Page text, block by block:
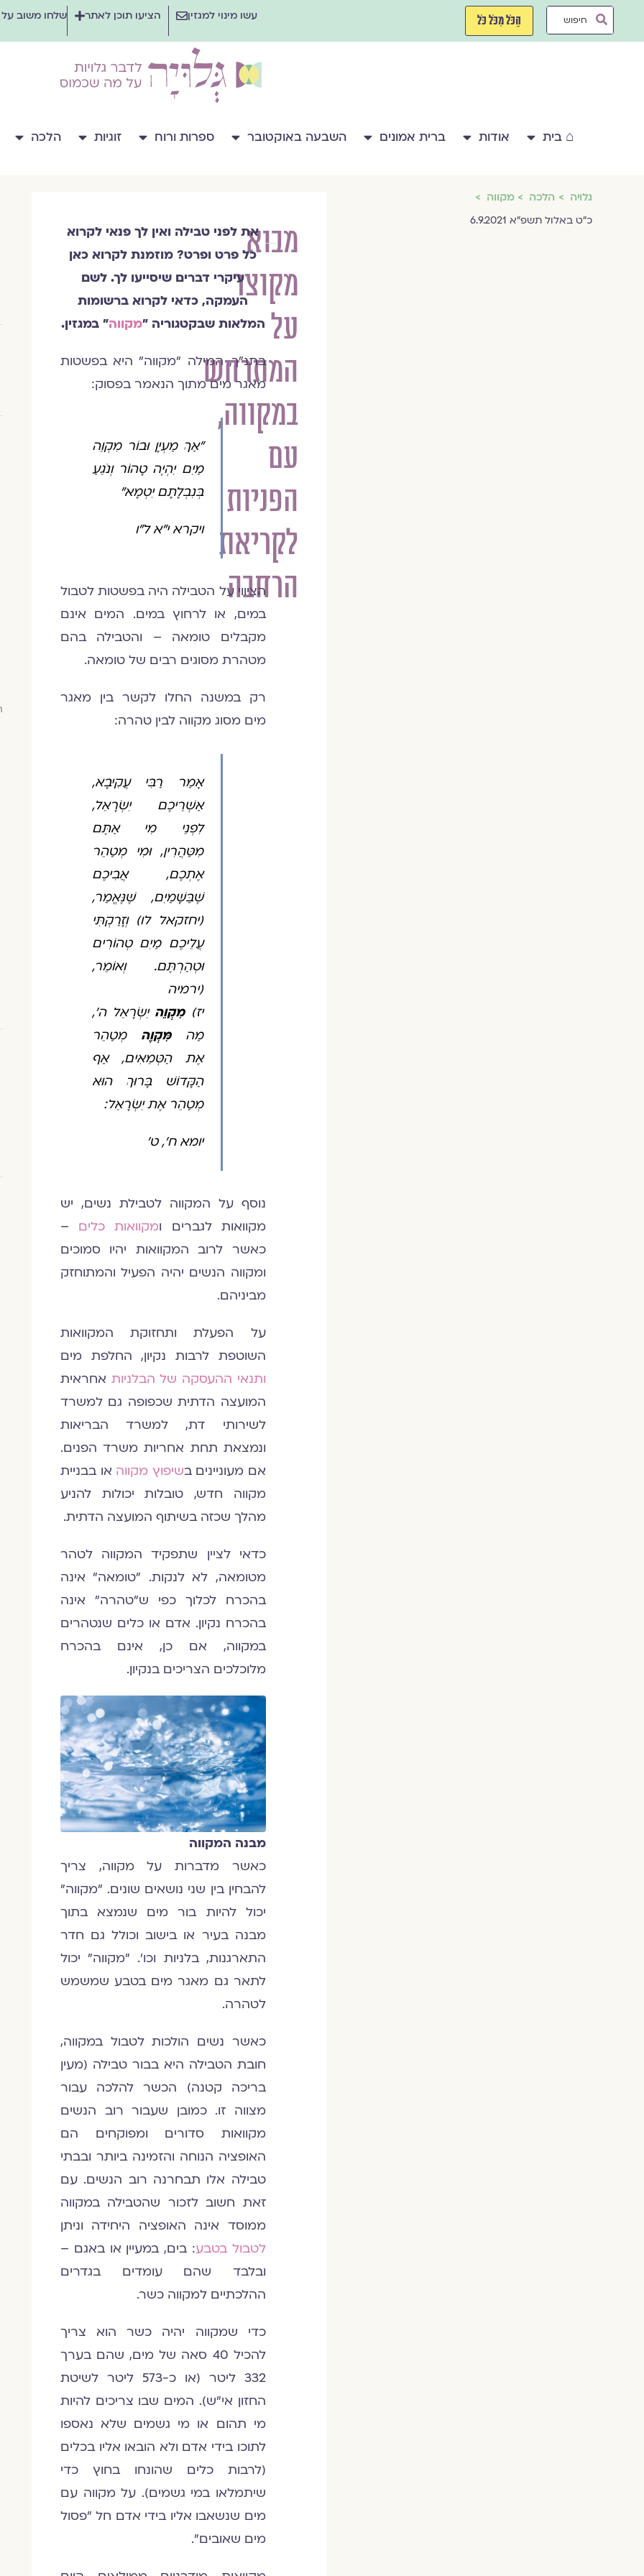
Search
הַכֹּל מִכֹּל כֹּל עשו מינוי למגזין הציעו תוכן לאתר שלחו משוב
⌂ בית אודות ברית אמונים השבעה באוקטובר ספרות ורוח זוגיות הלכה
גלויה הלכה
מקווה
כ״ט באלול תשפ״א 6.9.2021
מבוא
מקוצר
על
המתרחש
במקווה,
עם
הפניות
לקריאת
הרחבה
הרבנית
שרה
סגל־כץ
את לפני טבילה ואין לך פנאי לקרוא
כל פרט ופרט? מוזמנת לקרוא כאן
עיקרי דברים שיסייעו לך. לשם
העמקה, כדאי לקרוא ברשומות
המלאות שבקטגוריה ״מקווה״ במגזין.
בתנ"ך, המילה "מקווה" היא בפשטות
מאגר מים מתוך הנאמר בפסוק:
"אַךְ מַעְיָן וּבוֹר מִקְוֵה
מַיִם יִהְיֶה טָהוֹר וְנֹגֵעַ
בְּנִבְלָתָם יִטְמָא"
ויקרא י"א ל"ו
הציווי על הטבילה היה בפשטות לטבול
במים, או לרחוץ במים. המים אינם
מקבלים טומאה – והטבילה בהם
מטהרת מסוגים רבים של טומאה.
רק במשנה החלו לקשר בין מאגר
מים מסוג מקווה לבין טהרה:
אָמַר רַבִּי עֲקִיבָא,
אַשְׁרֵיכֶם יִשְׂרָאֵל,
לִפְנֵי מִי אַתֶּם
מִטַּהֲרִין, וּמִי מְטַהֵר
אֶתְכֶם, אֲבִיכֶם
שֶׁבַּשָּׁמַיִם, שֶׁנֶּאֱמַר,
(יחזקאל לו) וְזָרַקְתִּי
עֲלֵיכֶם מַיִם טְהוֹרִים
וּטְהַרְתֶּם. וְאוֹמֵר,
(ירמיה
יז)מִקְוֵה יִשְׂרָאֵל ה׳,
מַהמִּקְוֶה מְטַהֵר
אֶת הַטְּמֵאִים, אַף
הַקָּדוֹשׁ בָּרוּךְ הוּא
מְטַהֵר אֶת יִשְׂרָאֵל:
יומא ח', ט'
נוסף על המקווה לטבילת נשים, יש
מקוואות לגברים ומקוואות כלים –
כאשר לרוב המקוואות יהיו סמוכים
ומקווה הנשים יהיה הפעיל והמתוחזק
מביניהם.
על הפעלת ותחזוקת המקוואות
השוטפת לרבות נקיון, החלפת מים
ותנאי ההעסקה של הבלניות אחראית
המועצה הדתית שכפופה גם למשרד
לשירותי דת, למשרד הבריאות
ונמצאת תחת אחריות משרד הפנים.
אם מעוניינים בשיפוץ מקווה או בבניית
מקווה חדש, טובלות יכולות להניע
מהלך שכזה בשיתוף המועצה הדתית.
כדאי לציין שתפקיד המקווה לטהר
מטומאה, לא לנקות. "טומאה" אינה
בהכרח לכלוך כפי ש"טהרה" אינה
בהכרח נקיון. אדם או כלים שנטהרים
במקווה, אם כן, אינם בהכרח
מלוכלכים הצריכים בנקיון.
מבנה המקווה
כאשר מדברות על מקווה, צריך
להבחין בין שני נושאים שונים. "מקווה"
יכול להיות בור מים שנמצא בתוך
מבנה בעיר או בישוב וכולל גם חדר
התארגנות, בלניות וכו'. "מקווה" יכול
לתאר גם מאגר מים בטבע שמשמש
לטהרה.
כאשר נשים הולכות לטבול במקווה,
חובת הטבילה היא בבור טבילה (מעין
בריכה קטנה) הכשר להלכה עבור
מצווה זו. כמובן שעבור רוב הנשים
מקוואות סדורים ומפוקחים הם
האופציה הנוחה והזמינה ביותר ובבתי
טבילה אלו תבחרנה רוב הנשים. עם
זאת חשוב לזכור שהטבילה במקווה
ממוסד אינה האופציה היחידה וניתן
לטבול בטבע: בים, במעיין או באגם –
ובלבד שהם עומדים בגדרים
ההלכתיים למקווה כשר.
כדי שמקווה יהיה כשר הוא צריך
להכיל 40 סאה של מים, שהם בערך
332 ליטר (או כ-573 ליטר לשיטת
החזון אי"ש). המים שבו צריכים להיות
מי תהום או מי גשמים שלא נאספו
לתוכו בידי אדם ולא הובאו אליו בכלים
(לרבות כלים שהונחו בחוץ כדי
שיתמלאו במי גשמים). על מקווה עם
מים שנשאבו אליו בידי אדם חל "פסול
מים שאובים".